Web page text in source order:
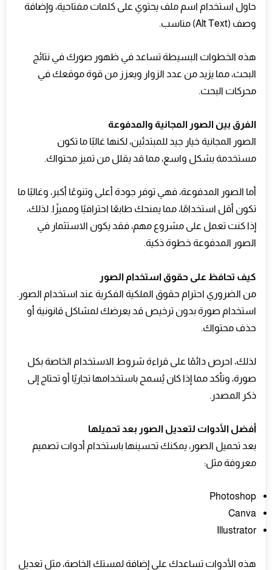
حاول استخدام اسم ملف يحتوي على كلمات مفتاحية، وإضافة
وصف (Alt Text) مناسب.
هذه الخطوات البسيطة تساعد في ظهور صورك في نتائج
البحث، مما يزيد من عدد الزوار ويعزز من قوة موقعك في
محركات البحث.
الفرق بين الصور المجانية والمدفوعة
الصور المجانية خيار جيد للمبتدئين، لكنها غالبًا ما تكون
مستخدمة بشكل واسع، مما قد يقلل من تميز محتواك.
أما الصور المدفوعة، فهي توفر جودة أعلى وتنوعًا أكبر، وغالبًا ما
تكون أقل استخدامًا، مما يمنحك طابعًا احترافيًا ومميزًا. لذلك،
إذا كنت تعمل على مشروع مهم، فقد يكون الاستثمار في
الصور المدفوعة خطوة ذكية.
كيف تحافظ على حقوق استخدام الصور
من الضروري احترام حقوق الملكية الفكرية عند استخدام الصور.
استخدام صورة بدون ترخيص قد يعرضك لمشاكل قانونية أو
حذف محتواك.
لذلك، احرص دائمًا على قراءة شروط الاستخدام الخاصة بكل
صورة، وتأكد مما إذا كان يُسمح باستخدامها تجاريًا أو تحتاج إلى
ذكر المصدر.
أفضل الأدوات لتعديل الصور بعد تحميلها
بعد تحميل الصور، يمكنك تحسينها باستخدام أدوات تصميم
معروفة مثل:
Photoshop
Canva
Illustrator
هذه الأدوات تساعدك على إضافة لمستك الخاصة، مثل تعديل